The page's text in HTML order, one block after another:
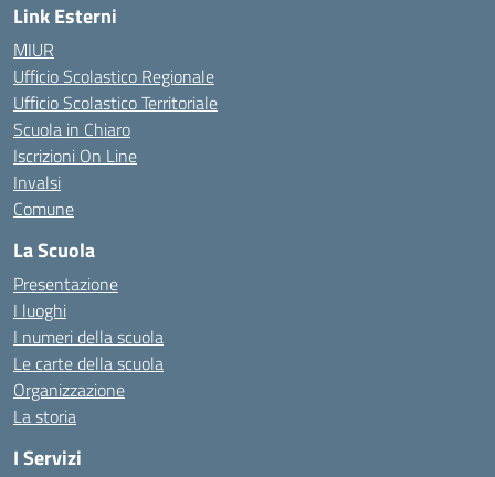
Link Esterni
MIUR
Ufficio Scolastico Regionale
Ufficio Scolastico Territoriale
Scuola in Chiaro
Iscrizioni On Line
Invalsi
Comune
La Scuola
Presentazione
I luoghi
I numeri della scuola
Le carte della scuola
Organizzazione
La storia
I Servizi